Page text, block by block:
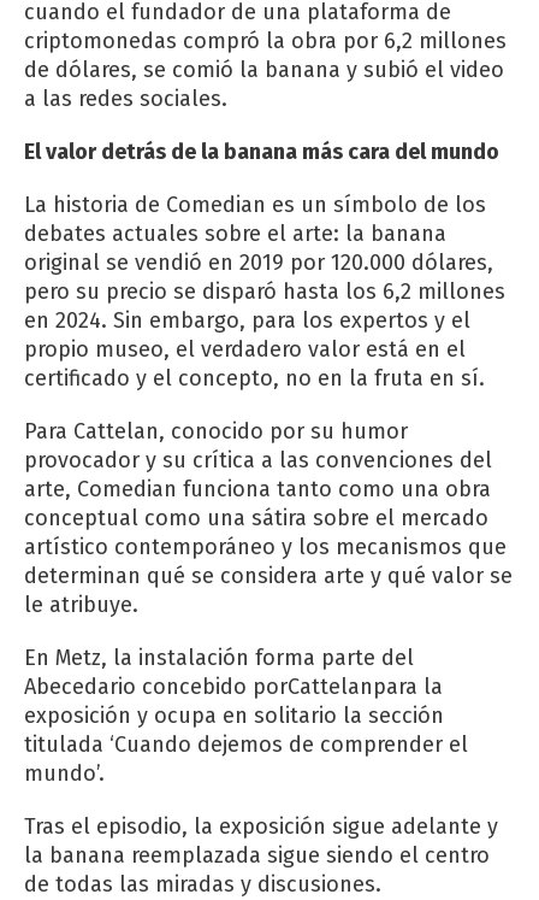
cuando el fundador de una plataforma de
criptomonedas compró la obra por 6,2 millones
de dólares, se comió la banana y subió el video
a las redes sociales.
El valor detrás de la banana más cara del mundo
La historia de Comedian es un símbolo de los
debates actuales sobre el arte: la banana
original se vendió en 2019 por 120.000 dólares,
pero su precio se disparó hasta los 6,2 millones
en 2024. Sin embargo, para los expertos y el
propio museo, el verdadero valor está en el
certificado y el concepto, no en la fruta en sí.
Para Cattelan, conocido por su humor
provocador y su crítica a las convenciones del
arte, Comedian funciona tanto como una obra
conceptual como una sátira sobre el mercado
artístico contemporáneo y los mecanismos que
determinan qué se considera arte y qué valor se
le atribuye.
En Metz, la instalación forma parte del
Abecedario concebido porCattelanpara la
exposición y ocupa en solitario la sección
titulada ‘Cuando dejemos de comprender el
mundo’.
Tras el episodio, la exposición sigue adelante y
la banana reemplazada sigue siendo el centro
de todas las miradas y discusiones.